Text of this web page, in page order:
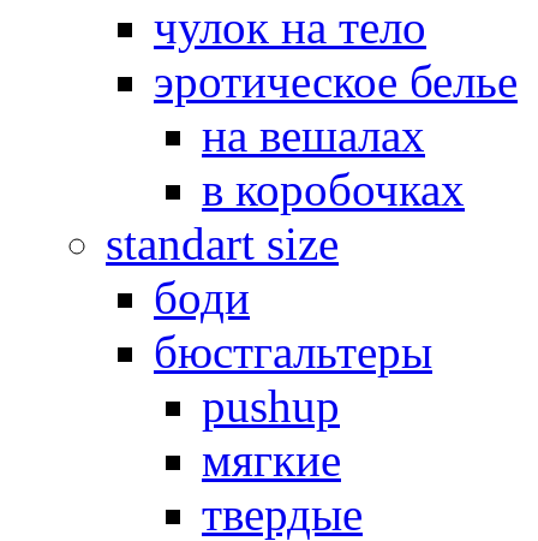
чулок на тело
эротическое белье
на вешалах
в коробочках
standart size
боди
бюстгальтеры
pushup
мягкие
твердые